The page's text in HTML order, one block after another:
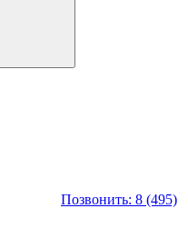
Позвонить: 8 (495)